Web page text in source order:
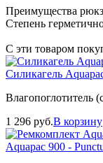
Преимущества
Степень
С эти товаром
Силикагель
Влагопоглотитель
1 296 руб.В корзину
Aquapac 900 -